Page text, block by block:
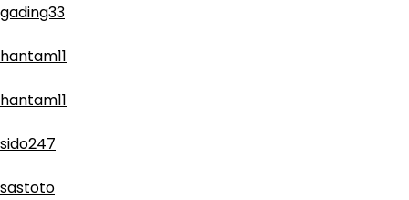
gading33
hantam11
hantam11
sido247
sastoto